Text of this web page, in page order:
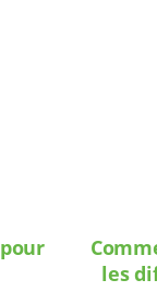
les